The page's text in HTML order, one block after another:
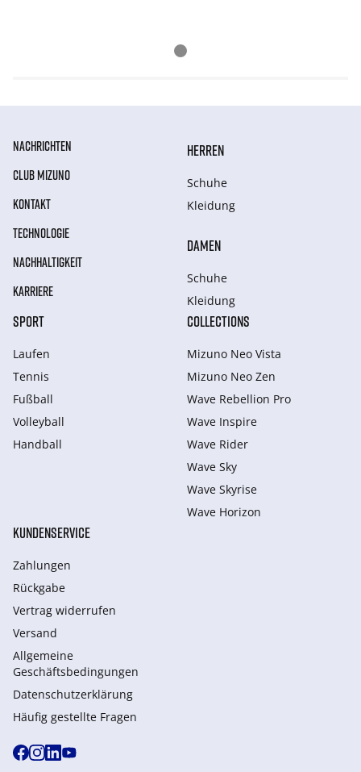
NACHRICHTEN
CLUB MIZUNO
KONTAKT
TECHNOLOGIE
NACHHALTIGKEIT
KARRIERE
HERREN
Schuhe
Kleidung
DAMEN
Schuhe
Kleidung
SPORT
Laufen
Tennis
Fußball
Volleyball
Handball
COLLECTIONS
Mizuno Neo Vista
Mizuno Neo Zen
Wave Rebellion Pro
Wave Inspire
Wave Rider
Wave Sky
Wave Skyrise
Wave Horizon
KUNDENSERVICE
Zahlungen
Rückgabe
Vertrag widerrufen
Versand
Allgemeine
Geschäftsbedingungen
Datenschutzerklärung
Häufig gestellte Fragen